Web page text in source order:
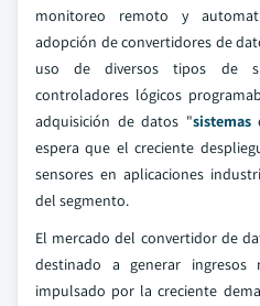
monitoreo remoto y
adopción de convertidores de
uso de diversos tipos de
controladores lógicos
adquisición de datos "
espera que el creciente
sensores en aplicaciones
del segmento.
El mercado del convertidor de
destinado a generar ingresos
impulsado por la creciente